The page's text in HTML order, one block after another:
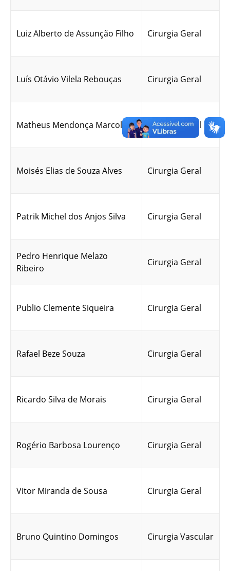
Luiz Alberto de Assunção Filho Cirurgia Geral
Luís Otávio Vilela Rebouças Cirurgia Geral
Matheus Mendonça Marcolino Cirurgia Geral
Moisés Elias de Souza Alves Cirurgia Geral
Patrik Michel dos Anjos Silva Cirurgia Geral
Pedro Henrique Melazo
Ribeiro
Cirurgia Geral
Publio Clemente Siqueira Cirurgia Geral
Rafael Beze Souza Cirurgia Geral
Ricardo Silva de Morais Cirurgia Geral
Rogério Barbosa Lourenço Cirurgia Geral
Vitor Miranda de Sousa Cirurgia Geral
Bruno Quintino Domingos Cirurgia Vascular